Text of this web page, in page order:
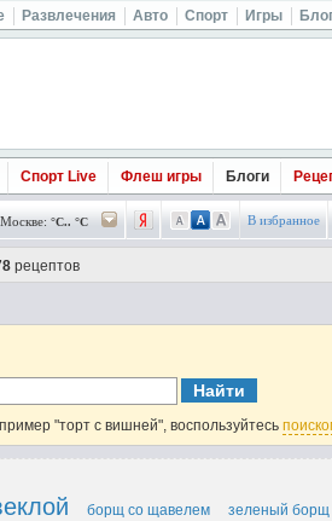
Развлечения Авто Спорт Игры
Спорт Live Флеш игры Блоги
°C.. °C В избранное
рецептов
"торт с вишней", воспользуйтесь
борщ со щавелем зеленый борщ